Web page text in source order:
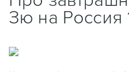
Зю на Россия